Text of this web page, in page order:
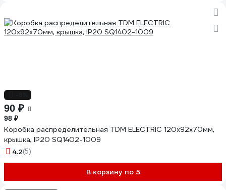
90 ₽
98 ₽
Коробка распределительная TDM ELECTRIC 120х92х70мм,
крышка, IP20 SQ1402-1009
4.2(5)
В корзину по 5